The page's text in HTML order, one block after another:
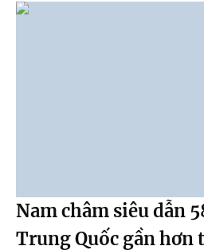
Nam châm siêu dẫn
Trung Quốc gần